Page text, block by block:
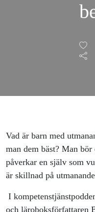
Vad är barn med
man dem bäst? Man
påverkar en själv som
är skillnad på
I
och läroboksförfattaren